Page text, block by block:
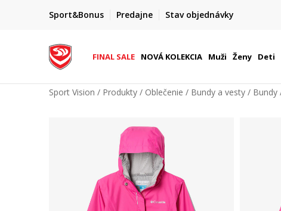
Sport&Bonus Predajne Stav objednávky
FINAL SALE AŽ -60 %
+ extra zľava 10 % len do 9. 8.
FINAL SALE NOVÁ KOLEKCIA Muži Ženy Deti
Sport Vision Produkty Oblečenie Bundy a vesty Bundy